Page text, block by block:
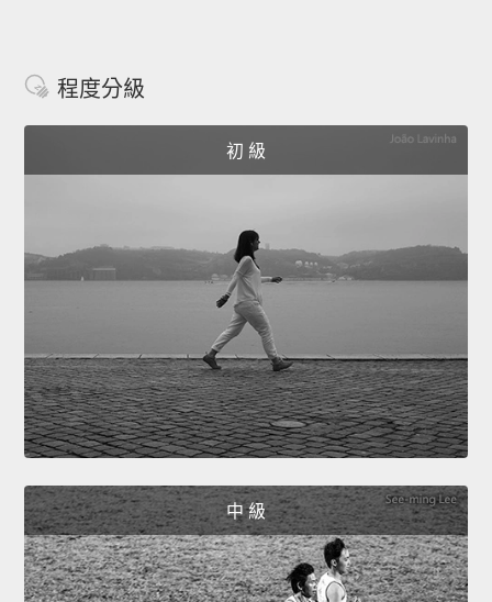
程度分級
初 級
中 級